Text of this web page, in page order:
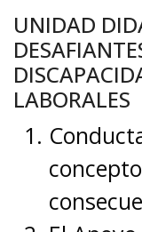
UNIDAD
LABORALES